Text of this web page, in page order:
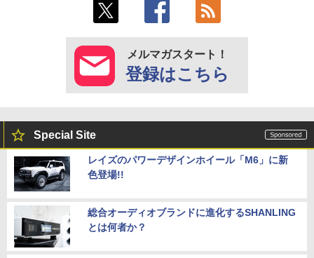
メルマガスタート！
登録はこちら
Special Site
レイズのパワーデザインホイール「M6」に新
色登場!!
総合オーディオブランドに進化するSHANLING
とは何者か？